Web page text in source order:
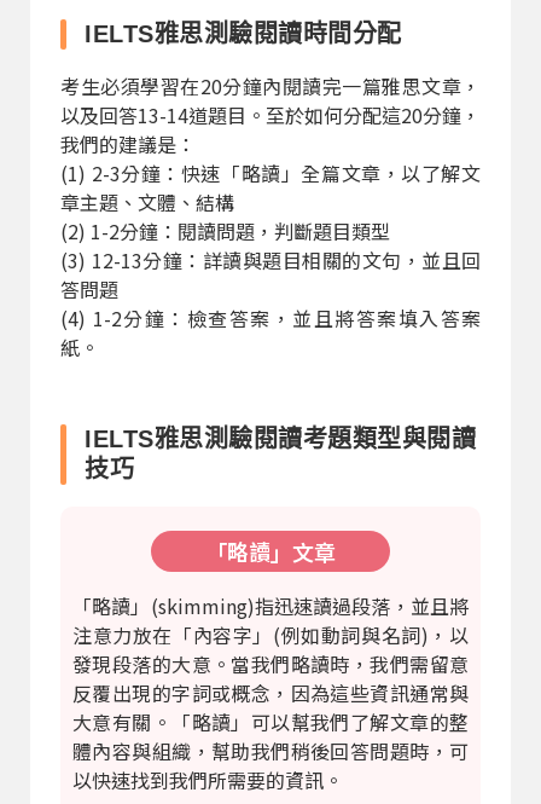
IELTS雅思測驗閱讀時間分配
考生必須學習在20分鐘內閱讀完一篇雅思文章，
以及回答13-14道題目。至於如何分配這20分鐘，
我們的建議是：
(1) 2-3分鐘：快速「略讀」全篇文章，以了解文
章主題、文體、結構
(2) 1-2分鐘：閱讀問題，判斷題目類型
(3) 12-13分鐘：詳讀與題目相關的文句，並且回
答問題
(4) 1-2分鐘：檢查答案，並且將答案填入答案
紙。
IELTS雅思測驗閱讀考題類型與閱讀
技巧
「略讀」文章
「略讀」(skimming)指迅速讀過段落，並且將
注意力放在「內容字」(例如動詞與名詞)，以
發現段落的大意。當我們略讀時，我們需留意
反覆出現的字詞或概念，因為這些資訊通常與
大意有關。「略讀」可以幫我們了解文章的整
體內容與組織，幫助我們稍後回答問題時，可
以快速找到我們所需要的資訊。